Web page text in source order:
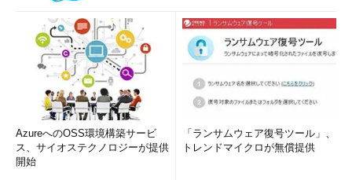
AzureへのOSS環境構築サービ
ス、サイオステクノロジーが提供
開始
「ランサムウェア復号ツール」、
トレンドマイクロが無償提供